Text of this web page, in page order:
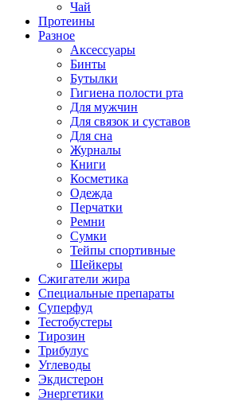
Чай
Протеины
Разное
Аксессуары
Бинты
Бутылки
Гигиена полости рта
Для мужчин
Для связок и суставов
Для сна
Журналы
Книги
Косметика
Одежда
Перчатки
Ремни
Сумки
Тейпы спортивные
Шейкеры
Сжигатели жира
Специальные препараты
Суперфуд
Тестобустеры
Тирозин
Трибулус
Углеводы
Экдистерон
Энергетики